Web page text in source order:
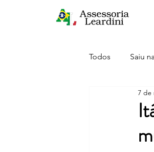
Todos Saiu
Crescimento
7 de